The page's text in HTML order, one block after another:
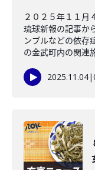
２０２５年１１月
琉球新報の記事か
ンブルなどの依存
の金武町内の関連
2025.11.04|